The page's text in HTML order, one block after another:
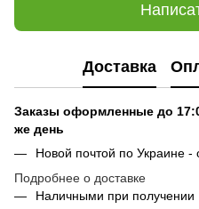
Доставка
Заказы оформленные до
же день
Новой почтой по Украине -
Подробнее о доставке
Наличными при получении